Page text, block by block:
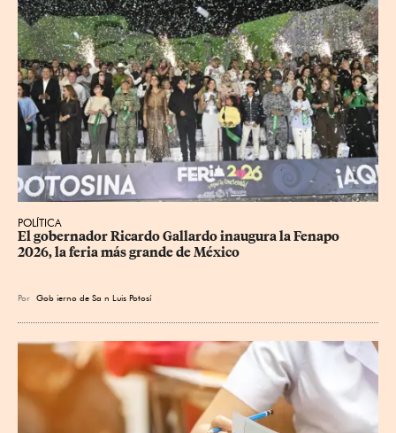
POLÍTICA
​El gobernador Ricardo Gallardo inaugura la Fenapo
2026, la feria más grande de México
Por Gob ierno de Sa n Luis Potosí